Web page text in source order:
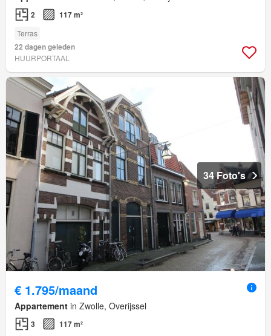
2 117 m²
Terras
22 dagen geleden
HUURPORTAAL
34 Foto's
€ 1.795/maand
Appartement in Zwolle, Overijssel
3 117 m²